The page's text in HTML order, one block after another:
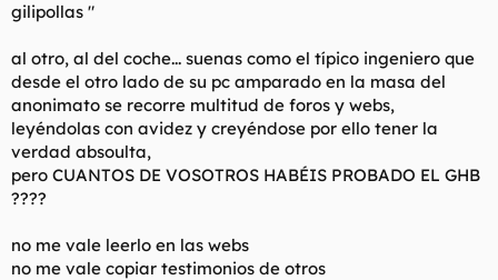
gilipollas "
al otro, al del coche... suenas como el típico ingeniero que
desde el otro lado de su pc amparado en la masa del
anonimato se recorre multitud de foros y webs,
leyéndolas con avidez y creyéndose por ello tener la
verdad absoulta,
pero CUANTOS DE VOSOTROS HABÉIS PROBADO EL GHB
????
no me vale leerlo en las webs
no me vale copiar testimonios de otros